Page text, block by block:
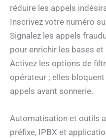
réduire les appels
Inscrivez votre numéro
Signalez les appels
pour enrichir les bases
Activez les options de
opérateur ; elles
appels avant sonnerie.
Automatisation et outils
préfixe, IPBX et